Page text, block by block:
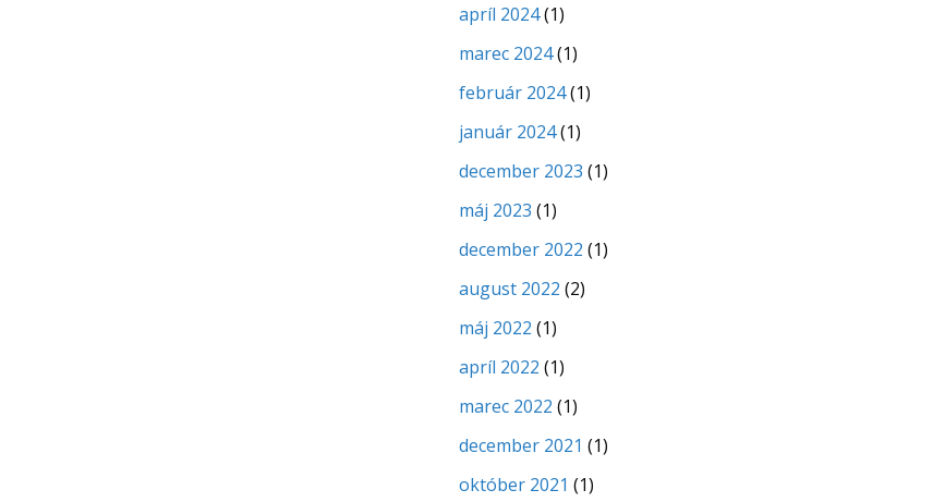
apríl 2024(1)
marec 2024(1)
február 2024(1)
január 2024(1)
december 2023 (1)
máj 2023 (1)
december 2022 (1)
august 2022 (2)
máj 2022 (1)
apríl 2022 (1)
marec 2022 (1)
december 2021 (1)
október 2021 (1)